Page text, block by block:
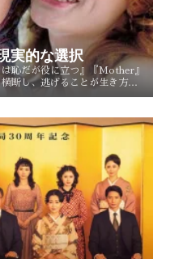
実的な選択
恥だが役に立つ』『Mother』
断し、逃げることが生き方や